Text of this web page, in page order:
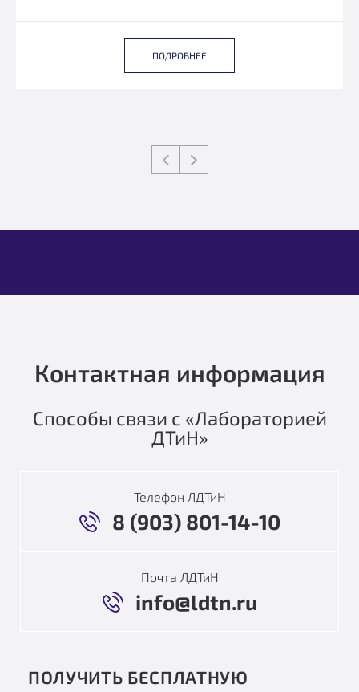
ПОДРОБНЕЕ
Контактная информация
Способы связи с «Лабораторией
ДТиН»
Телефон ЛДТиН
8 (903) 801-14-10
Почта ЛДТиН
info@ldtn.ru
ПОЛУЧИТЬ БЕСПЛАТНУЮ